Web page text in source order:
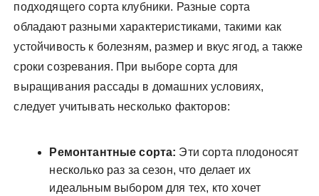
подходящего сорта клубники. Разные сорта
обладают разными характеристиками, такими как
устойчивость к болезням, размер и вкус ягод, а также
сроки созревания. При выборе сорта для
выращивания рассады в домашних условиях,
следует учитывать несколько факторов:
Ремонтантные сорта: Эти сорта плодоносят
несколько раз за сезон, что делает их
идеальным выбором для тех, кто хочет